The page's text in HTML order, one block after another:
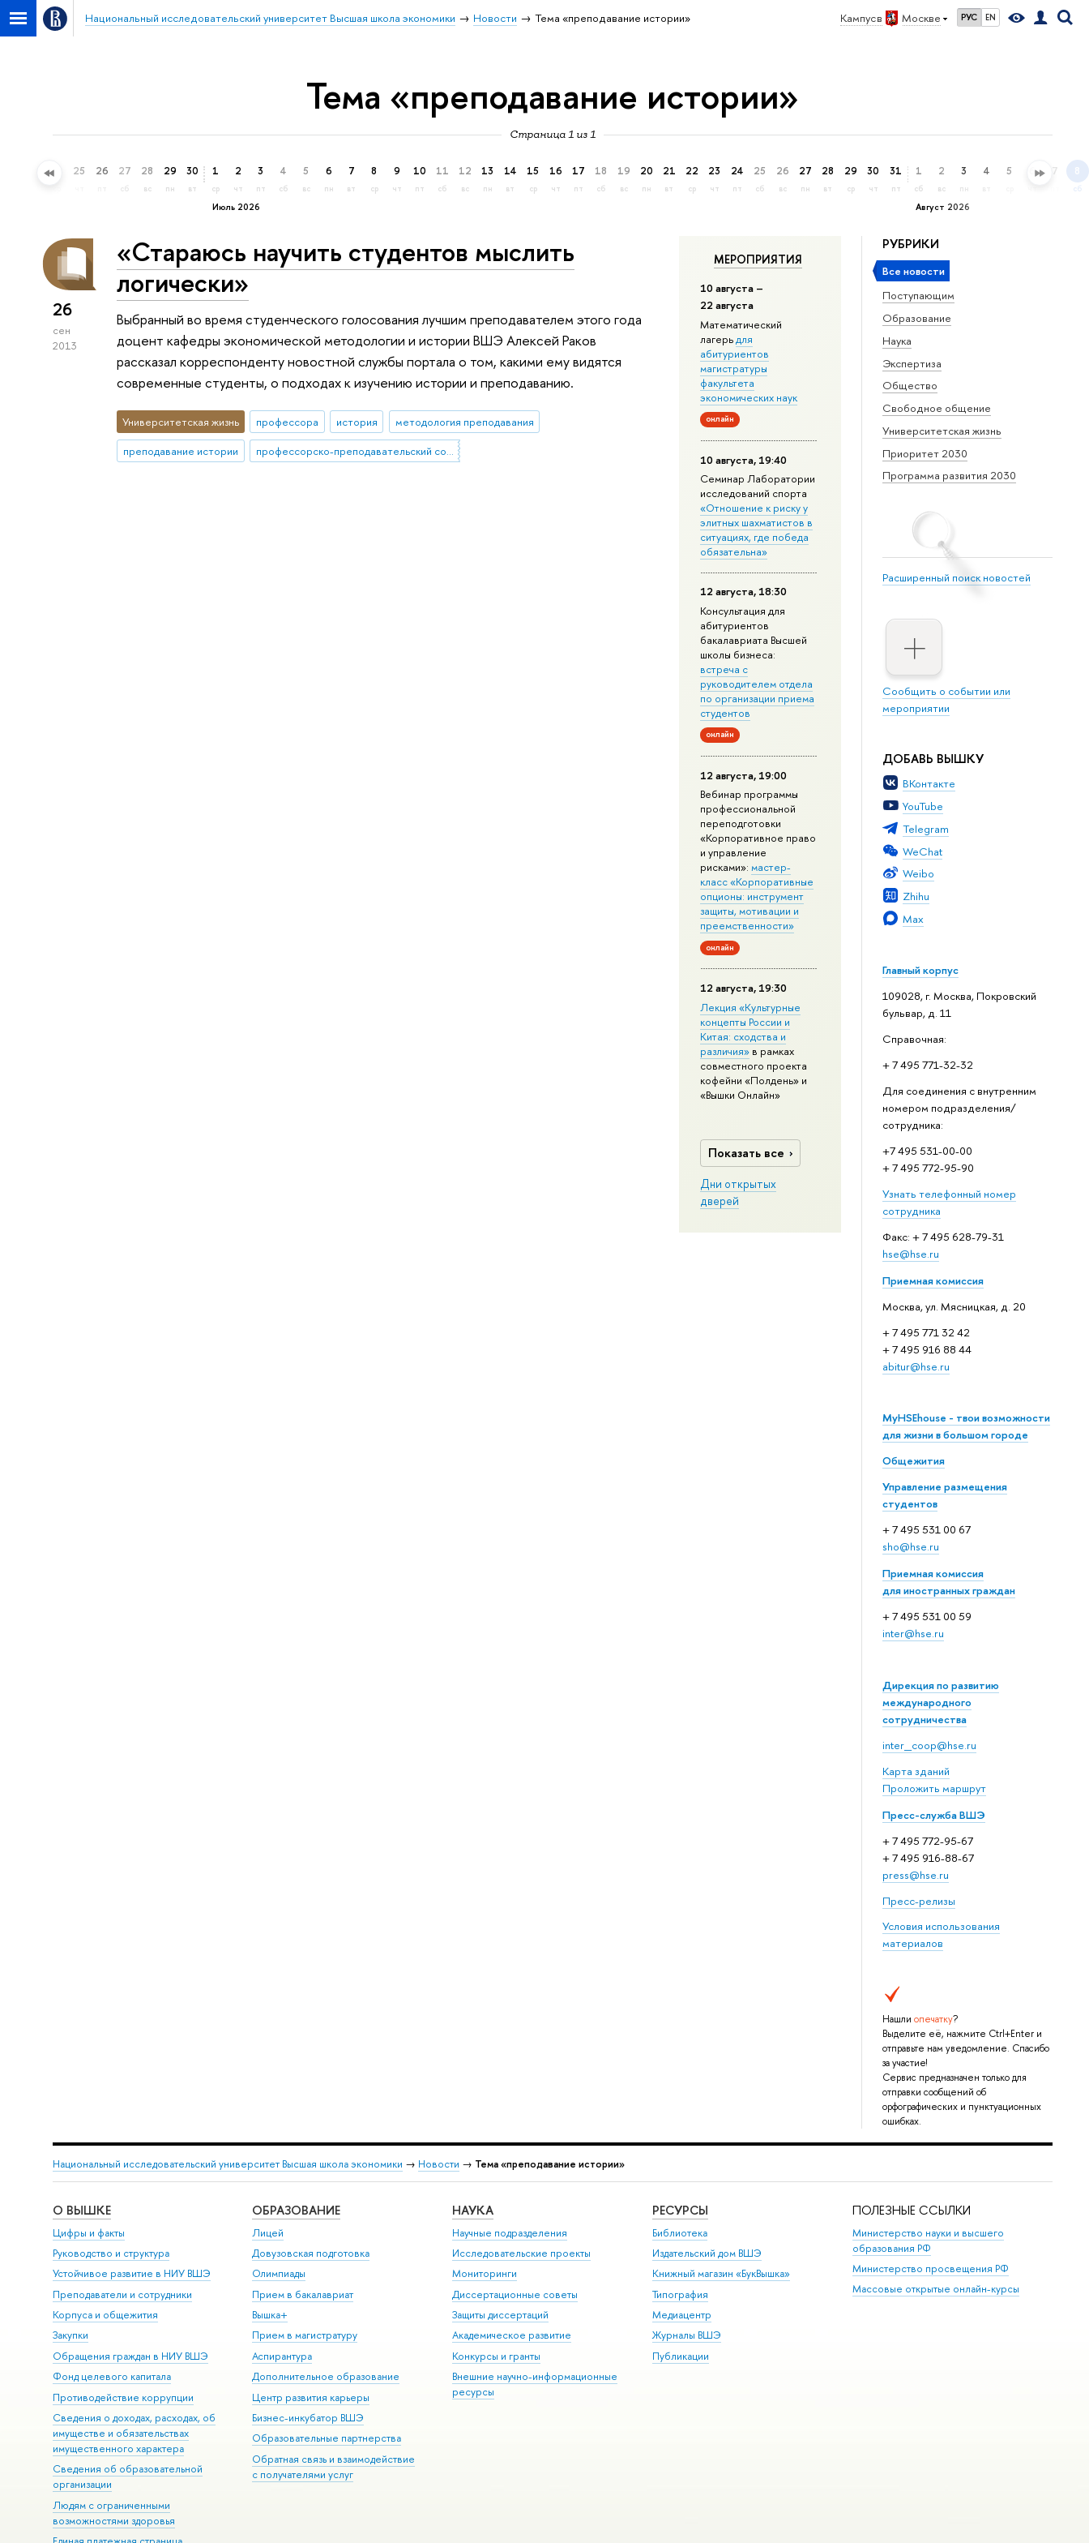
Кампус в Москве РУС EN
Национальный исследовательский университет Высшая школа экономики Новости Тема «преподавание истории»
Тема «преподавание истории»
Страница 1 из 1
24 25 26 27
сб
28
вс
29
пн
30
вт
Июль 2026
1
ср
2
чт
3
пт
4
сб
5
вс
6
пн
7
вт
8
ср
9
чт
10
пт
11
сб
12
вс
13
пн
14
вт
15
ср
16
чт
17
пт
18
сб
19
вс
20
пн
21
вт
22
ср
23
чт
24
пт
25
сб
26
вс
27
пн
28
вт
29
ср
30
чт
31
пт
Август 2026
1
сб
2
вс
3
пн
4 5 6 7 8
сб
РУБРИКИ
Все новости
Поступающим
Образование
Наука
Экспертиза
Общество
Свободное общение
Университетская жизнь
Приоритет 2030
Программа развития 2030
Расширенный поиск новостей
Сообщить о событии или
мероприятии
ДОБАВЬ ВЫШКУ
ВКонтакте
YouTube
Telegram
WeChat
Weibo
Zhihu
Max
Главный корпус
109028, г. Москва, Покровский
бульвар, д. 11
Справочная:
+ 7 495 771-32-32
Для соединения с внутренним
номером подразделения/
сотрудника:
+7 495 531-00-00
+ 7 495 772-95-90
Узнать телефонный номер
сотрудника
Факс: + 7 495 628-79-31
hse@hse.ru
Приемная комиссия
Москва, ул. Мясницкая, д. 20
+ 7 495 771 32 42
+ 7 495 916 88 44
abitur@hse.ru
MyHSEhouse - твои возможности
для жизни в большом городе
Общежития
Управление размещения
студентов
+ 7 495 531 00 67
sho@hse.ru
Приемная комиссия
для иностранных граждан
+ 7 495 531 00 59
inter@hse.ru
Дирекция по развитию
международного
сотрудничества
inter_coop@hse.ru
Карта зданий
Проложить маршрут
Пресс-служба ВШЭ
+ 7 495 772-95-67
+ 7 495 916-88-67
press@hse.ru
Пресс-релизы
Условия использования
материалов
Нашли опечатку?
Выделите её, нажмите Ctrl+Enter и
отправьте нам уведомление. Спасибо
за участие!
Сервис предназначен только для
отправки сообщений об
орфографических и пунктуационных
ошибках.
МЕРОПРИЯТИЯ
10 августа –
22 августа
Математический
лагерьдля
абитуриентов
магистратуры
факультета
экономических наук
онлайн
10 августа, 19:40
Семинар Лаборатории
исследований спорта
«Отношение к риску у
элитных шахматистов в
ситуациях, где победа
обязательна»
12 августа, 18:30
Консультация для
абитуриентов
бакалавриата Высшей
школы бизнеса:
встреча с
руководителем отдела
по организации приема
студентов
онлайн
12 августа, 19:00
Вебинар программы
профессиональной
переподготовки
«Корпоративное право
и управление
рисками»: мастер-
класс «Корпоративные
опционы: инструмент
защиты, мотивации и
преемственности»
онлайн
12 августа, 19:30
Лекция «Культурные
концепты России и
Китая: сходства и
различия»в рамках
совместного проекта
кофейни «Полдень» и
«Вышки Онлайн»
Показать все
Дни открытых
дверей
26
сен
2013
«Стараюсь научить студентов мыслить
логически»
Выбранный во время студенческого голосования лучшим преподавателем этого года
доцент кафедры экономической методологии и истории ВШЭ Алексей Раков
рассказал корреспонденту новостной службы портала о том, какими ему видятся
современные студенты, о подходах к изучению истории и преподаванию.
Университетская жизнь профессора история
методология преподавания
преподавание истории
профессорско-преподавательский состав
Национальный исследовательский университет Высшая школа экономики → Новости → Тема «преподавание истории»
О ВЫШКЕ
Цифры и факты
Руководство и структура
Устойчивое развитие в НИУ ВШЭ
Преподаватели и сотрудники
Корпуса и общежития
Закупки
Обращения граждан в НИУ ВШЭ
Фонд целевого капитала
Противодействие коррупции
Сведения о доходах, расходах, об
имуществе и обязательствах
имущественного характера
Сведения об образовательной
организации
Людям с ограниченными
возможностями здоровья
ОБРАЗОВАНИЕ
Лицей
Довузовская подготовка
Олимпиады
Прием в бакалавриат
Вышка+
Прием в магистратуру
Аспирантура
Дополнительное образование
Центр развития карьеры
Бизнес-инкубатор ВШЭ
Образовательные партнерства
Обратная связь и взаимодействие
с получателями услуг
НАУКА
Научные подразделения
Исследовательские проекты
Мониторинги
Диссертационные советы
Защиты диссертаций
Академическое развитие
Конкурсы и гранты
Внешние научно-информационные
ресурсы
РЕСУРСЫ
Библиотека
Издательский дом ВШЭ
Книжный магазин «БукВышка»
Типография
Медиацентр
Журналы ВШЭ
Публикации
ПОЛЕЗНЫЕ ССЫЛКИ
Министерство науки и высшего
образования РФ
Министерство просвещения РФ
Массовые открытые онлайн-курсы